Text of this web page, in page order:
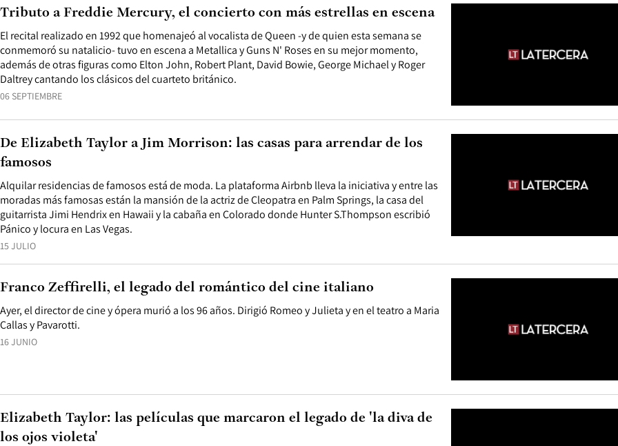
06 SEPTIEMBRE
El recital realizado en 1992 que homenajeó al vocalista de Queen -y de quien esta semana se
conmemoró su natalicio- tuvo en escena a Metallica y Guns N' Roses en su mejor momento,
además de otras figuras como Elton John, Robert Plant, David Bowie, George Michael y Roger
Daltrey cantando los clásicos del cuarteto británico.
Tributo a Freddie Mercury, el concierto con más estrellas en escena
15 JULIO
Alquilar residencias de famosos está de moda. La plataforma Airbnb lleva la iniciativa y entre las
moradas más famosas están la mansión de la actriz de Cleopatra en Palm Springs, la casa del
guitarrista Jimi Hendrix en Hawaii y la cabaña en Colorado donde Hunter S.Thompson escribió
Pánico y locura en Las Vegas.
De Elizabeth Taylor a Jim Morrison: las casas para arrendar de los
famosos
16 JUNIO
Ayer, el director de cine y ópera murió a los 96 años. Dirigió Romeo y Julieta y en el teatro a Maria
Callas y Pavarotti.
Franco Zeffirelli, el legado del romántico del cine italiano
Elizabeth Taylor: las películas que marcaron el legado de 'la diva de
los ojos violeta'